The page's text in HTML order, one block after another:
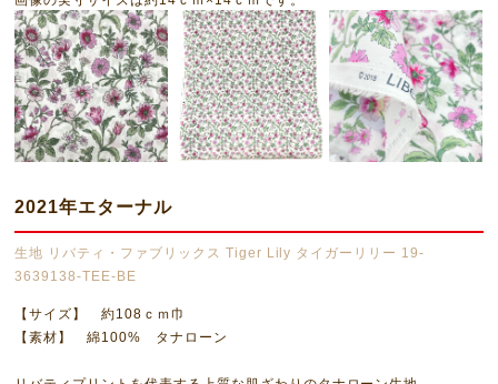
2021年エターナル
生地 リバティ・ファブリックス Tiger Lily タイガーリリー 19-
3639138-TEE-BE
【サイズ】 約108ｃｍ巾
【素材】 綿100% タナローン